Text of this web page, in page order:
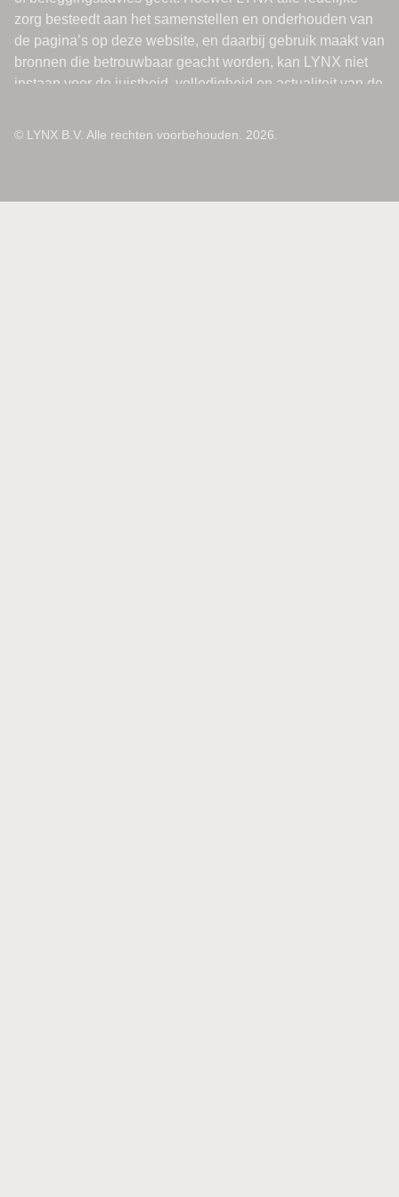
© LYNX B.V. Alle rechten voorbehouden. 2026.